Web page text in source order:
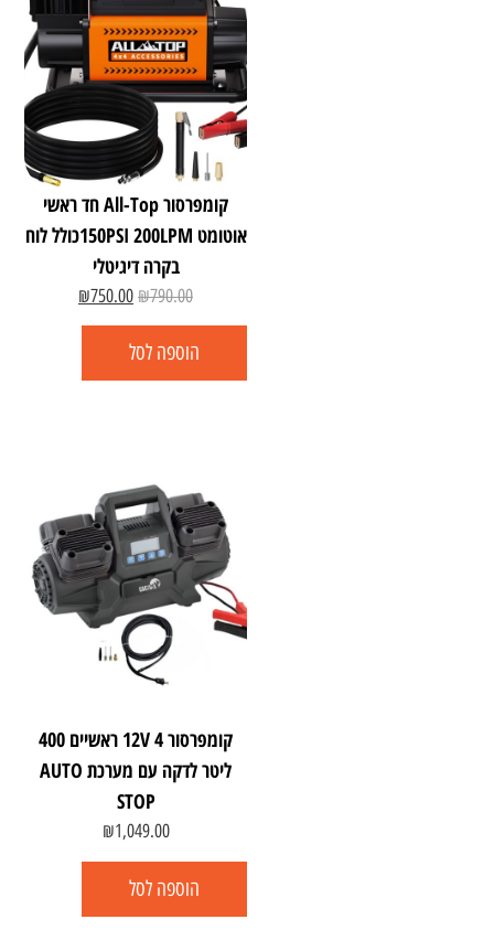
קומפרסור All-Top חד ראשי
אוטומט 150PSI 200LPMכולל לוח
בקרה דיגיטלי
₪790.00
₪750.00
הוספה לסל
קומפרסור 12V 4 ראשיים 400
ליטר לדקה עם מערכת AUTO
STOP
₪1,049.00
הוספה לסל